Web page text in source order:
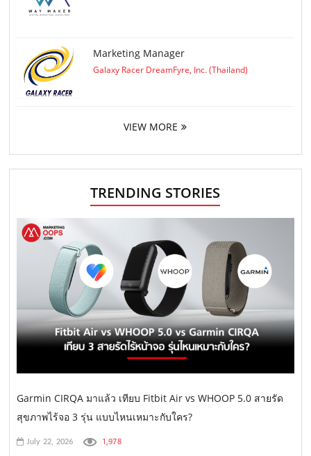
Marketing Manager
Galaxy Racer DreamFyre, Inc. (Thailand)
VIEW MORE
TRENDING STORIES
Garmin CIRQA มาแล้ว เทียบ Fitbit Air vs WHOOP 5.0 สายรัด
สุขภาพไร้จอ 3 รุ่น แบบไหนเหมาะกับใคร?
July 22, 2026 1,978